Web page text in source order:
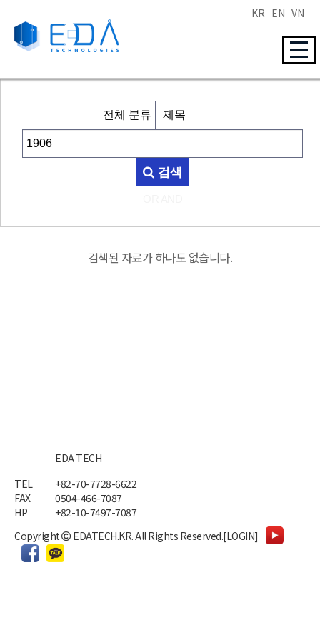
KR EN VN
검색
검색된 자료가 하나도 없습니다.
EDA TECH
TEL
+82-70-7728-6622
FAX
0504-466-7087
HP
+82-10-7497-7087
Copyright
EDATECH.KR.All Rights Reserved.[LOGIN]